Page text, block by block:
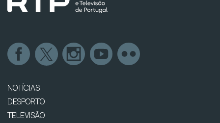
NOTÍCIAS
DESPORTO
TELEVISÃO